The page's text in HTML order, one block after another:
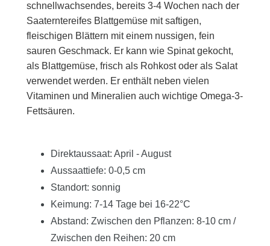
schnellwachsendes, bereits 3-4 Wochen nach der
Saaterntereifes Blattgemüse mit saftigen,
fleischigen Blättern mit einem nussigen, fein
sauren Geschmack. Er kann wie Spinat gekocht,
als Blattgemüse, frisch als Rohkost oder als Salat
verwendet werden. Er enthält neben vielen
Vitaminen und Mineralien auch wichtige Omega-3-
Fettsäuren.
Direktaussaat: April - August
Aussaattiefe: 0-0,5 cm
Standort: sonnig
Keimung: 7-14 Tage bei 16-22°C
Abstand: Zwischen den Pflanzen: 8-10 cm /
Zwischen den Reihen: 20 cm